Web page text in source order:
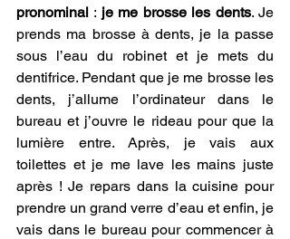
pronominal : je me brosse les dents. Je
prends ma brosse à dents, je la passe
sous l’eau du robinet et je mets du
dentifrice. Pendant que je me brosse les
dents, j’allume l’ordinateur dans le
bureau et j’ouvre le rideau pour que la
lumière entre. Après, je vais aux
toilettes et je me lave les mains juste
après ! Je repars dans la cuisine pour
prendre un grand verre d’eau et enfin, je
vais dans le bureau pour commencer à